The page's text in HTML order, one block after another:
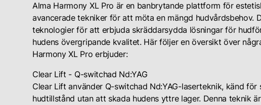
Alma Harmony XL Pro är en banbrytande plattform för
avancerade tekniker för att möta en mängd hudvårdsbehov.
teknologier för att erbjuda skräddarsydda lösningar för
hudens övergripande kvalitet. Här följer en översikt över
Harmony XL Pro erbjuder:
Clear Lift - Q-switchad Nd:YAG
Clear Lift använder Q-switchad Nd:YAG-laserteknik, känd
hudtillstånd utan att skada hudens yttre lager. Denna teknik